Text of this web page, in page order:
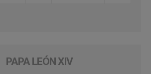
PAPA LEÓN XIV